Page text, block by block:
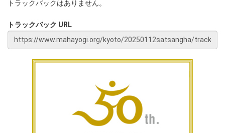
トラックバックはありません。
トラックバック URL